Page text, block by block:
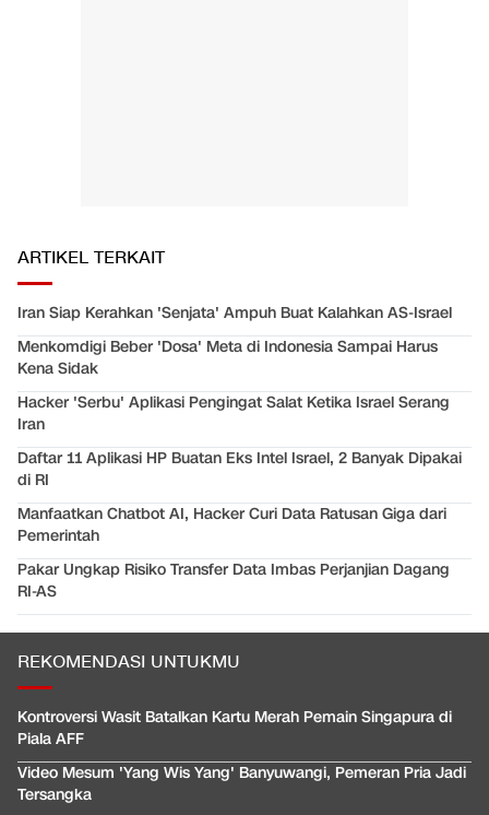
ARTIKEL TERKAIT
Iran Siap Kerahkan 'Senjata' Ampuh Buat Kalahkan AS-Israel
Menkomdigi Beber 'Dosa' Meta di Indonesia Sampai Harus
Kena Sidak
Hacker 'Serbu' Aplikasi Pengingat Salat Ketika Israel Serang
Iran
Daftar 11 Aplikasi HP Buatan Eks Intel Israel, 2 Banyak Dipakai
di RI
Manfaatkan Chatbot AI, Hacker Curi Data Ratusan Giga dari
Pemerintah
Pakar Ungkap Risiko Transfer Data Imbas Perjanjian Dagang
RI-AS
REKOMENDASI UNTUKMU
Kontroversi Wasit Batalkan Kartu Merah Pemain Singapura di
Piala AFF
Video Mesum 'Yang Wis Yang' Banyuwangi, Pemeran Pria Jadi
Tersangka